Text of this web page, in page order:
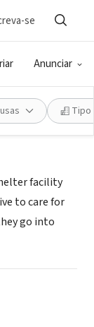
Anunciar
se
Tipo
facility
to care for
go into